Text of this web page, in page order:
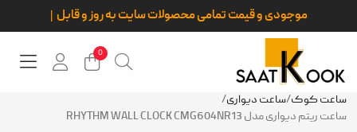
موجودی و قیمت تمامی محصولا
0
ساعت کوک/ساعت دیواری/
ساعت ریتم دیواری مدل RHYTHM WALL CLOCK CMG604NR13